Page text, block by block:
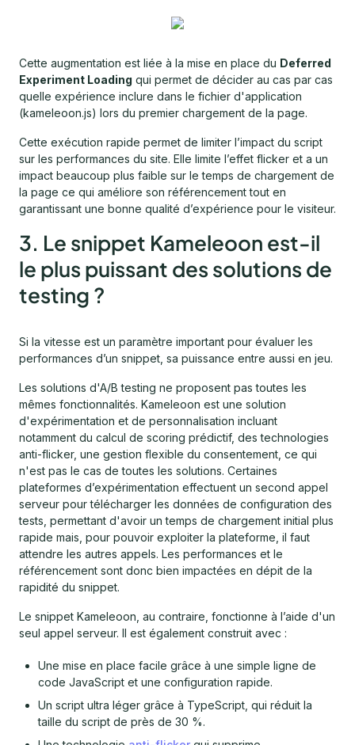
Cette augmentation est liée à la mise en place du Deferred
Experiment Loading qui permet de décider au cas par cas
quelle expérience inclure dans le fichier d'application
(kameleoon.js) lors du premier chargement de la page.
Cette exécution rapide permet de limiter l’impact du script
sur les performances du site. Elle limite l’effet flicker et a un
impact beaucoup plus faible sur le temps de chargement de
la page ce qui améliore son référencement tout en
garantissant une bonne qualité d’expérience pour le visiteur.
3. Le snippet Kameleoon est-il
le plus puissant des solutions de
testing ?
Si la vitesse est un paramètre important pour évaluer les
performances d’un snippet, sa puissance entre aussi en jeu.
Les solutions d'A/B testing ne proposent pas toutes les
mêmes fonctionnalités. Kameleoon est une solution
d'expérimentation et de personnalisation incluant
notamment du calcul de scoring prédictif, des technologies
anti-flicker, une gestion flexible du consentement, ce qui
n'est pas le cas de toutes les solutions. Certaines
plateformes d’expérimentation effectuent un second appel
serveur pour télécharger les données de configuration des
tests, permettant d'avoir un temps de chargement initial plus
rapide mais, pour pouvoir exploiter la plateforme, il faut
attendre les autres appels. Les performances et le
référencement sont donc bien impactées en dépit de la
rapidité du snippet.
Le snippet Kameleoon, au contraire, fonctionne à l’aide d'un
seul appel serveur. Il est également construit avec :
Une mise en place facile grâce à une simple ligne de
code JavaScript et une configuration rapide.
Un script ultra léger grâce à TypeScript, qui réduit la
taille du script de près de 30 %.